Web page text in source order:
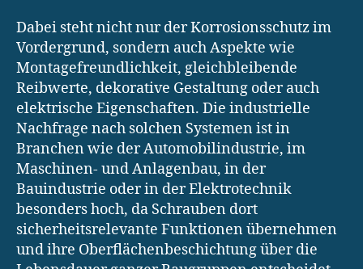
Dabei steht nicht nur der Korrosionsschutz im
Vordergrund, sondern auch Aspekte wie
Montagefreundlichkeit, gleichbleibende
Reibwerte, dekorative Gestaltung oder auch
elektrische Eigenschaften. Die industrielle
Nachfrage nach solchen Systemen ist in
Branchen wie der Automobilindustrie, im
Maschinen- und Anlagenbau, in der
Bauindustrie oder in der Elektrotechnik
besonders hoch, da Schrauben dort
sicherheitsrelevante Funktionen übernehmen
und ihre Oberflächenbeschichtung über die